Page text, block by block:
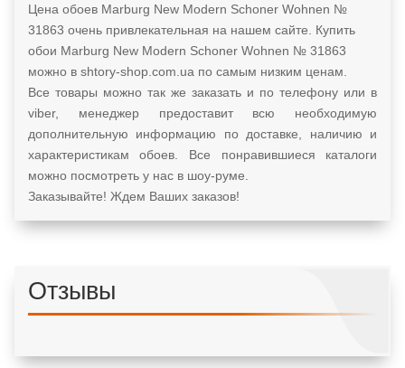
Цена обоев Marburg New Modern Schoner Wohnen №
31863 очень привлекательная на нашем сайте. Купить
обои Marburg New Modern Schoner Wohnen № 31863
можно в shtory-shop.com.ua по самым низким ценам.
Все товары можно так же заказать и по телефону или в
viber, менеджер предоставит всю необходимую
дополнительную информацию по доставке, наличию и
характеристикам обоев. Все понравившиеся каталоги
можно посмотреть у нас в шоу-руме.
Заказывайте! Ждем Ваших заказов!
Отзывы